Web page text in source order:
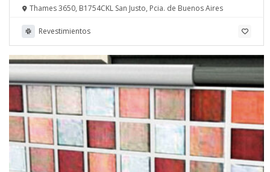
Thames 3650, B1754CKL San Justo, Pcia. de Buenos Aires
Revestimientos